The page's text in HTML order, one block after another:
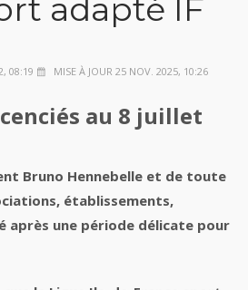
adapté IF
08:19 MISE À JOUR 25 NOV. 2025, 10:26
au 8 juillet
Bruno Hennebelle et de toute
établissements,
après une période délicate pour